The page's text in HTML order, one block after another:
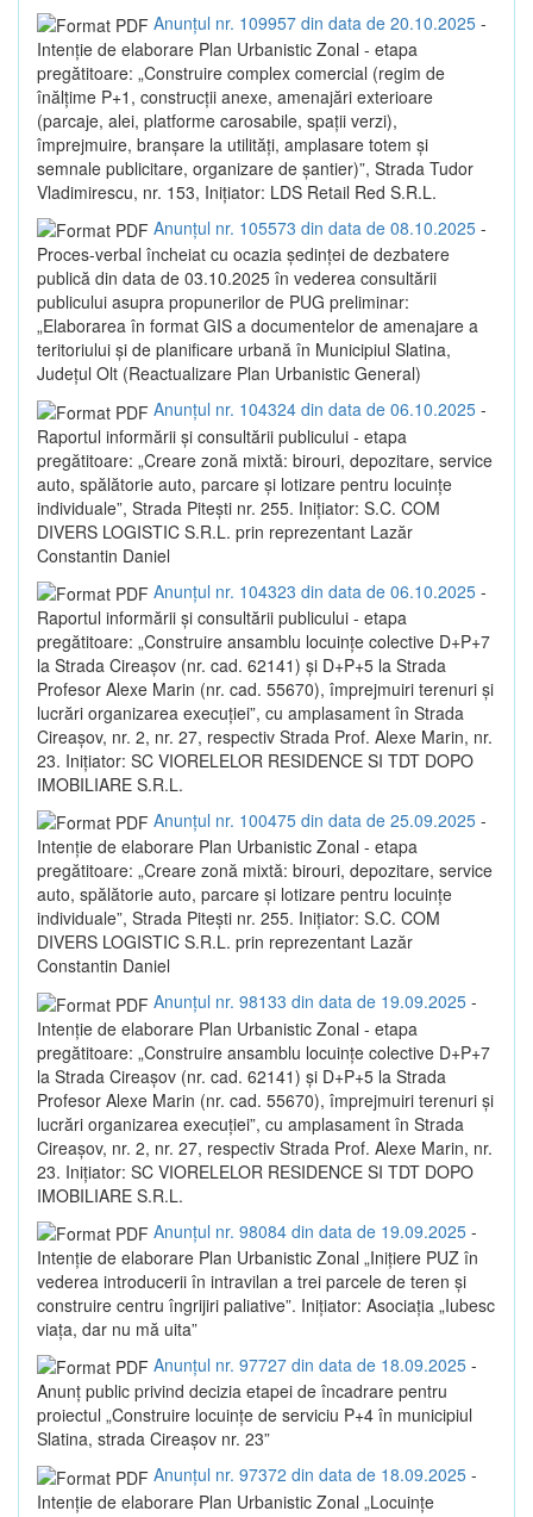
Anunțul nr. 109957 din data de 20.10.2025 -
Intenție de elaborare Plan Urbanistic Zonal - etapa
pregătitoare: „Construire complex comercial (regim de
înălțime P+1, construcții anexe, amenajări exterioare
(parcaje, alei, platforme carosabile, spații verzi),
împrejmuire, branșare la utilități, amplasare totem și
semnale publicitare, organizare de șantier)”, Strada Tudor
Vladimirescu, nr. 153, Inițiator: LDS Retail Red S.R.L.
Anunțul nr. 105573 din data de 08.10.2025 -
Proces-verbal încheiat cu ocazia ședinței de dezbatere
publică din data de 03.10.2025 în vederea consultării
publicului asupra propunerilor de PUG preliminar:
„Elaborarea în format GIS a documentelor de amenajare a
teritoriului și de planificare urbană în Municipiul Slatina,
Județul Olt (Reactualizare Plan Urbanistic General)
Anunțul nr. 104324 din data de 06.10.2025 -
Raportul informării și consultării publicului - etapa
pregătitoare: „Creare zonă mixtă: birouri, depozitare, service
auto, spălătorie auto, parcare și lotizare pentru locuințe
individuale”, Strada Pitești nr. 255. Inițiator: S.C. COM
DIVERS LOGISTIC S.R.L. prin reprezentant Lazăr
Constantin Daniel
Anunțul nr. 104323 din data de 06.10.2025 -
Raportul informării și consultării publicului - etapa
pregătitoare: „Construire ansamblu locuințe colective D+P+7
la Strada Cireașov (nr. cad. 62141) și D+P+5 la Strada
Profesor Alexe Marin (nr. cad. 55670), împrejmuiri terenuri și
lucrări organizarea execuției”, cu amplasament în Strada
Cireașov, nr. 2, nr. 27, respectiv Strada Prof. Alexe Marin, nr.
23. Inițiator: SC VIORELELOR RESIDENCE SI TDT DOPO
IMOBILIARE S.R.L.
Anunțul nr. 100475 din data de 25.09.2025 -
Intenție de elaborare Plan Urbanistic Zonal - etapa
pregătitoare: „Creare zonă mixtă: birouri, depozitare, service
auto, spălătorie auto, parcare și lotizare pentru locuințe
individuale”, Strada Pitești nr. 255. Inițiator: S.C. COM
DIVERS LOGISTIC S.R.L. prin reprezentant Lazăr
Constantin Daniel
Anunțul nr. 98133 din data de 19.09.2025 -
Intenție de elaborare Plan Urbanistic Zonal - etapa
pregătitoare: „Construire ansamblu locuințe colective D+P+7
la Strada Cireașov (nr. cad. 62141) și D+P+5 la Strada
Profesor Alexe Marin (nr. cad. 55670), împrejmuiri terenuri și
lucrări organizarea execuției”, cu amplasament în Strada
Cireașov, nr. 2, nr. 27, respectiv Strada Prof. Alexe Marin, nr.
23. Inițiator: SC VIORELELOR RESIDENCE SI TDT DOPO
IMOBILIARE S.R.L.
Anunțul nr. 98084 din data de 19.09.2025 -
Intenție de elaborare Plan Urbanistic Zonal „Inițiere PUZ în
vederea introducerii în intravilan a trei parcele de teren și
construire centru îngrijiri paliative”. Inițiator: Asociația „Iubesc
viața, dar nu mă uita”
Anunțul nr. 97727 din data de 18.09.2025 -
Anunț public privind decizia etapei de încadrare pentru
proiectul „Construire locuințe de serviciu P+4 în municipiul
Slatina, strada Cireașov nr. 23”
Anunțul nr. 97372 din data de 18.09.2025 -
Intenție de elaborare Plan Urbanistic Zonal „Locuințe